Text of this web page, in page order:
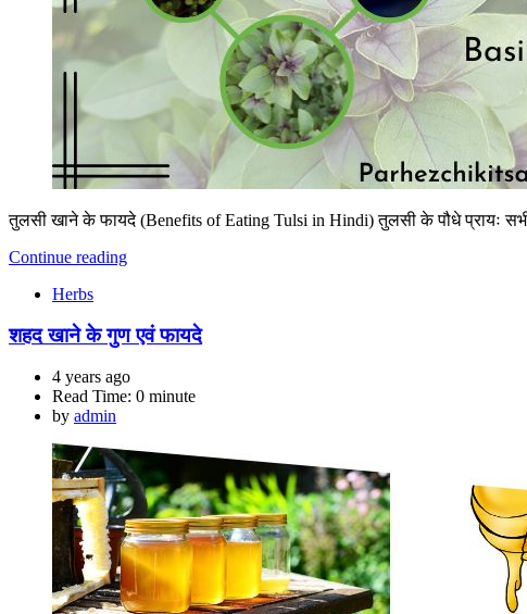
तुलसी खाने के फायदे (Benefits of Eating Tulsi in Hindi) तुलसी के पौधे प्रायः सभी
Continue reading
Herbs
शहद खाने के गुण एवं फायदे
4 years ago
Read Time: 0 minute
by admin